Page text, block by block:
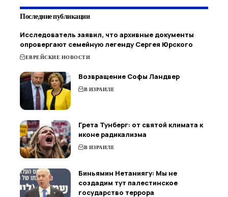
Последние публикации
Исследователь заявил, что архивные документы
опровергают семейную легенду Сергея Юрского
ЕВРЕЙСКИЕ НОВОСТИ
Возвращение Софы Ландвер
В ИЗРАИЛЕ
Грета Тунберг: от святой климата к
иконе радикализма
В ИЗРАИЛЕ
Биньямин Нетаниягу: Мы не
создадим тут палестинское
государство террора